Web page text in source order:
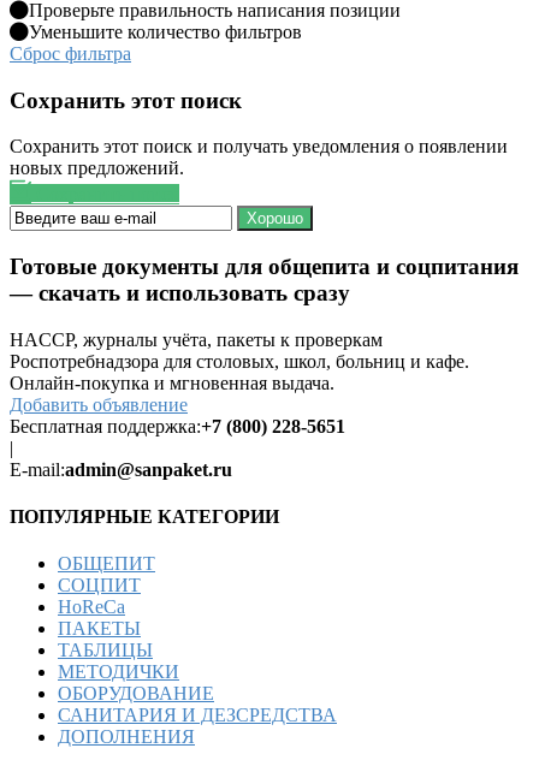
Проверьте правильность написания позиции
Уменьшите количество фильтров
Сброс фильтра
Сохранить этот поиск
Сохранить этот поиск и получать уведомления о появлении
новых предложений.
Хорошо
Готовые документы для общепита и соцпитания
— скачать и использовать сразу
HACCP, журналы учёта, пакеты к проверкам
Роспотребнадзора для столовых, школ, больниц и кафе.
Онлайн-покупка и мгновенная выдача.
Добавить объявление
Бесплатная поддержка:+7 (800) 228-5651
|
E-mail:admin@sanpaket.ru
ПОПУЛЯРНЫЕ КАТЕГОРИИ
ОБЩЕПИТ
СОЦПИТ
HoReCa
ПАКЕТЫ
ТАБЛИЦЫ
МЕТОДИЧКИ
ОБОРУДОВАНИЕ
САНИТАРИЯ И ДЕЗСРЕДСТВА
ДОПОЛНЕНИЯ